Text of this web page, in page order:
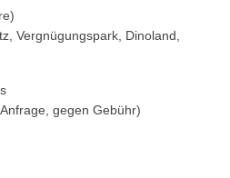
Vergnügungspark, Dinoland,
gegen Gebühr)